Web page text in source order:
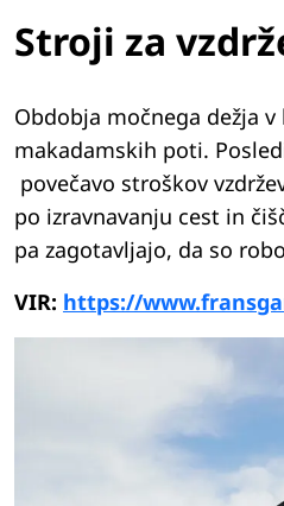
Stroji za
Obdobja močnega dežja
makadamskih poti.
povečavo stroškov
po izravnavanju cest in
pa zagotavljajo, da so
VIR: https://